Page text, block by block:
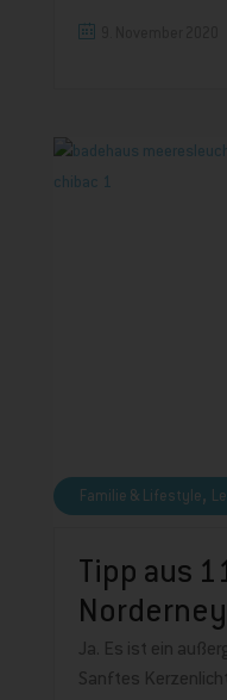
Familie & Lifestyle,
Tipp aus
Ja. Es ist ein
Sanftes